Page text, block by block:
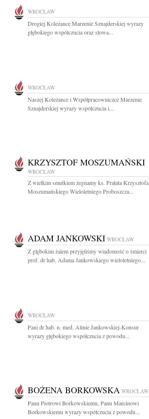
WROCŁAW
Drogiej Koleżance Marzenie Sznajderskiej wyrazy
głębokiego współczucia oraz słowa...
WROCŁAW
Naszej Koleżance i Współpracowniczce Marzenie
Sznajderskiej wyrazy współczucia i...
KRZYSZTOF MOSZUMAŃSKI
WROCŁAW
Z wielkim smutkiem żegnamy ks. Prałata Krzysztofa
Moszumańskiego Wieloletniego Proboszcza...
ADAM JANKOWSKI WROCŁAW
Z głębokim żalem przyjęliśmy wiadomość o śmierci
prof. dr hab. Adama Jankowskiego wieloletniego...
WROCŁAW
Pani dr hab. n. med. Alinie Jankowskiej-Konsur
wyrazy głębokiego współczucia z powodu...
BOŻENA BORKOWSKA WROCŁAW
Panu Piotrowi Borkowskiemu, Panu Marcinowi
Borkowskiemu wyrazy współczucia z powodu...